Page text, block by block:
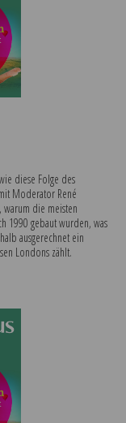
diese Folge des
Moderator René
warum die meisten
1990 gebaut wurden, was
ausgerechnet ein
Londons zählt.